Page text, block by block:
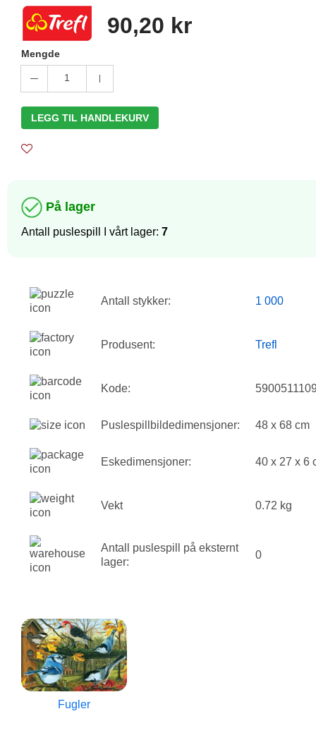
90,20 kr
Mengde
1
LEGG TIL HANDLEKURV
På lager
Antall puslespill I vårt lager: 7
Antall stykker: 1 000
Produsent: Trefl
Kode:
Puslespillbildedimensjoner: 48 x 68 cm
Eskedimensjoner: 40 x 27 x 6
Vekt 0.72 kg
Antall puslespill på eksternt
lager:
0
Fugler